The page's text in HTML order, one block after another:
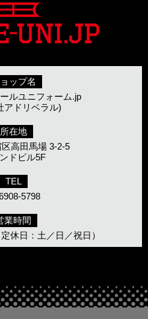
ップ名
ルユニフォーム.jp
アドリベラル)
所在地
高田馬場 3-2-5
ドビル5F
TEL
5798
業時間
休日：土／日／祝日）